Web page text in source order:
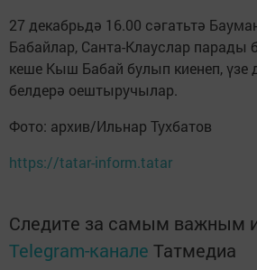
27 декабрьдә 16.00 сәгатьтә
Бабайлар, Санта-Клауслар парады
кеше Кыш Бабай булып киенеп, үзе
белдерә оештыручылар.
Фото: архив/Ильнар Тухбатов
https://tatar-inform.tatar
Следите за самым важным
Telegram-канале Татмедиа